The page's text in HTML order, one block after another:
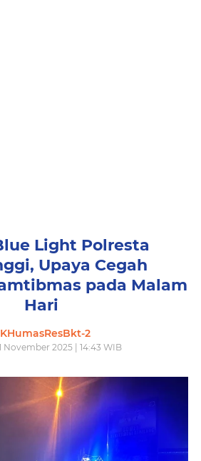
Light Polresta
Upaya Cegah
pada Malam
Hari
2
November 2025 | 14:43 WIB